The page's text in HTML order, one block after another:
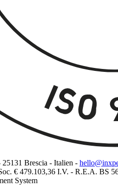
Brescia - Italien -
€ 479.103,36 I.V. - R.E.A. BS
System